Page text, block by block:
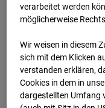
BC-146
verarbeitet werden
möglicherweise
Wir weisen in diesem
sich mit dem Klicken
ver­standen erklären,
Cookies in dem in
dargestellten Umfang